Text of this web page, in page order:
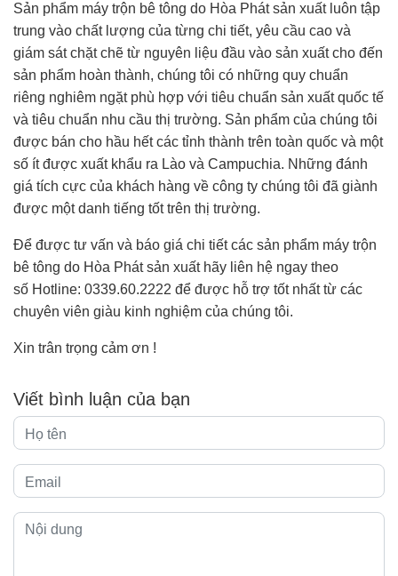
Sản phẩm máy trộn bê tông do Hòa Phát sản xuất luôn tập
trung vào chất lượng của từng chi tiết, yêu cầu cao và
giám sát chặt chẽ từ nguyên liệu đầu vào sản xuất cho đến
sản phẩm hoàn thành, chúng tôi có những quy chuẩn
riêng nghiêm ngặt phù hợp với tiêu chuẩn sản xuất quốc tế
và tiêu chuẩn nhu cầu thị trường. Sản phẩm của chúng tôi
được bán cho hầu hết các tỉnh thành trên toàn quốc và một
số ít được xuất khẩu ra Lào và Campuchia. Những đánh
giá tích cực của khách hàng về công ty chúng tôi đã giành
được một danh tiếng tốt trên thị trường.
Để được tư vấn và báo giá chi tiết các sản phẩm máy trộn
bê tông do Hòa Phát sản xuất hãy liên hệ ngay theo
số Hotline: 0339.60.2222 để được hỗ trợ tốt nhất từ các
chuyên viên giàu kinh nghiệm của chúng tôi.
Xin trân trọng cảm ơn !
Viết bình luận của bạn